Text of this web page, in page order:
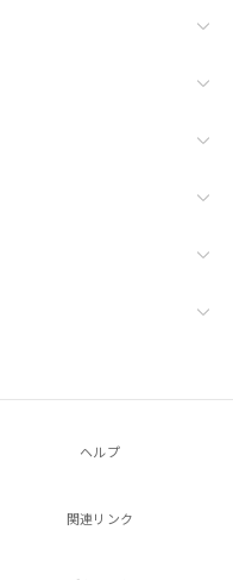
ヘルプ
関連リンク